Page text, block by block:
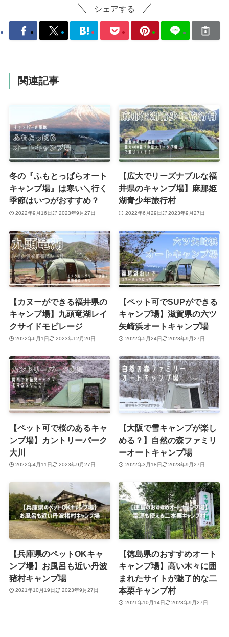
シェアする
関連記事
冬の『ふもとっぱらオート
キャンプ場』は寒い＼行く
季節はいつがおすすめ？
2022年9月16日 2023年9月27日
【広大でリーズナブルな福
井県のキャンプ場】麻那姫
湖青少年旅行村
2022年6月29日 2023年9月27日
【カヌーができる福井県の
キャンプ場】九頭竜湖レイ
クサイドモビレージ
2022年6月1日 2023年12月20日
【ペット可でSUPができる
キャンプ場】滋賀県の六ツ
矢崎浜オートキャンプ場
2022年5月24日 2023年9月27日
【ペット可で桜のあるキャ
ンプ場】カントリーパーク
大川
2022年4月11日 2023年9月27日
【大阪で雪キャンプが楽し
める？】自然の森ファミリ
ーオートキャンプ場
2022年3月18日 2023年9月27日
【兵庫県のペットOKキャ
ンプ場】お風呂も近い丹波
猪村キャンプ場
2021年10月19日 2023年9月27日
【徳島県のおすすめオート
キャンプ場】高い木々に囲
まれたサイトが魅了的な二
本栗キャンプ村
2021年10月14日 2023年9月27日